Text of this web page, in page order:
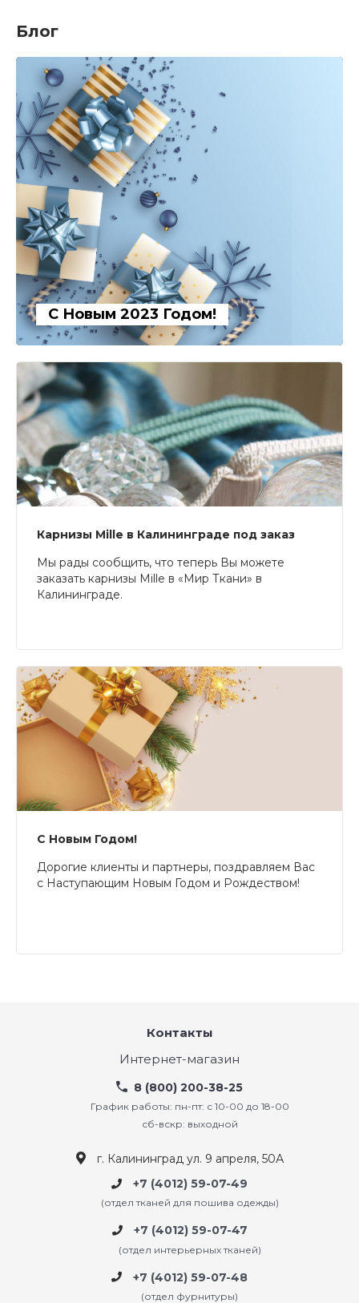
Блог
С Новым 2023 Годом!
Карнизы Mille в Калининграде под заказ
Мы рады сообщить, что теперь Вы можете
заказать карнизы Mille в «Мир Ткани» в
Калининграде.
С Новым Годом!
Дорогие клиенты и партнеры, поздравляем Вас
с Наступающим Новым Годом и Рождеством!
Контакты
Интернет-магазин
8 (800) 200-38-25
График работы: пн-пт: с 10-00 до 18-00
сб-вскр: выходной
г. Калининград ул. 9 апреля, 50А
+7 (4012) 59-07-49
(отдел тканей для пошива одежды)
+7 (4012) 59-07-47
(отдел интерьерных тканей)
+7 (4012) 59-07-48
(отдел фурнитуры)